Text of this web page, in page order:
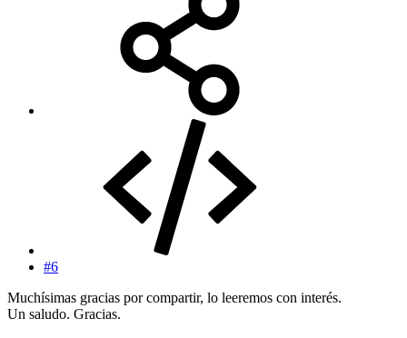
#6
Muchísimas gracias por compartir, lo leeremos con interés.
Un saludo. Gracias.